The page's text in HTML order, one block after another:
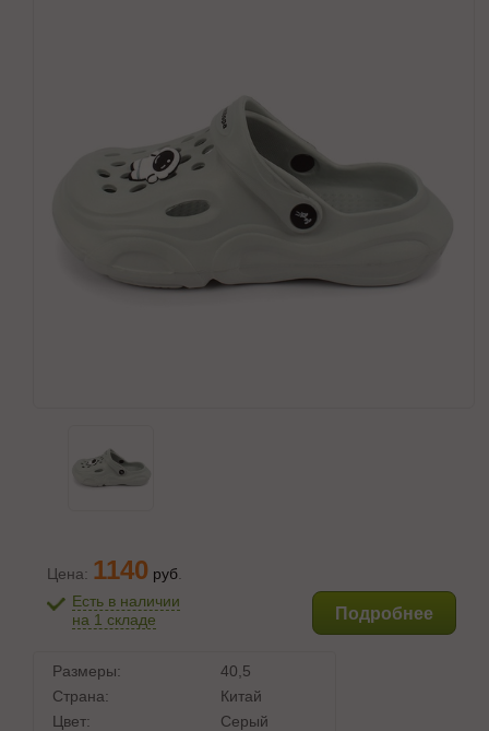
Цена: 1140 руб
Есть в наличии
на 1 складе
Подробнее
Размеры:
40,5
Страна:
Китай
Цвет:
Серый